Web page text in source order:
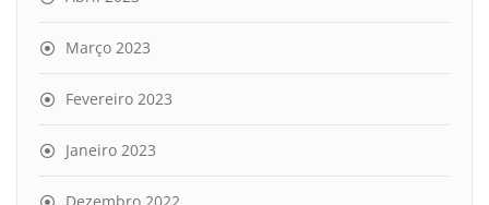
Março 2023
Fevereiro 2023
Janeiro 2023